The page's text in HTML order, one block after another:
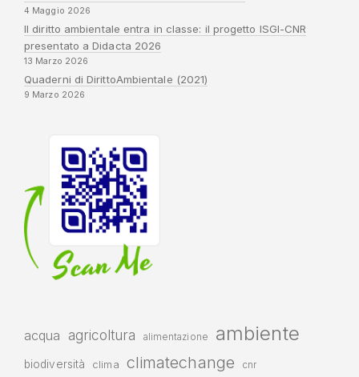
4 Maggio 2026
Il diritto ambientale entra in classe: il progetto ISGI-CNR
presentato a Didacta 2026
13 Marzo 2026
Quaderni di DirittoAmbientale (2021)
9 Marzo 2026
acqua agricoltura alimentazione ambiente
biodiversità clima climatechange cnr